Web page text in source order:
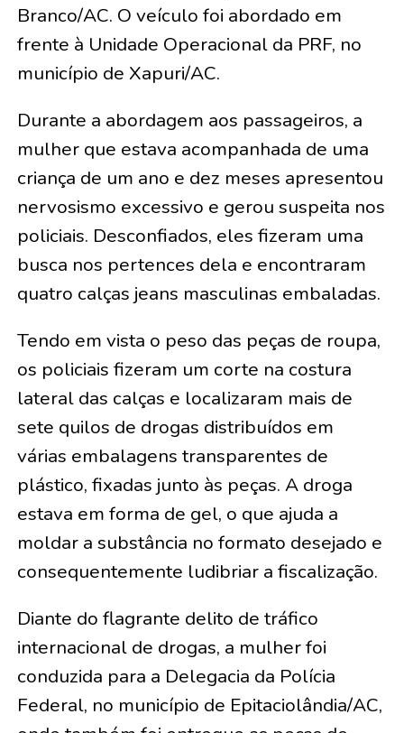
Branco/AC. O veículo foi abordado em
frente à Unidade Operacional da PRF, no
município de Xapuri/AC.
Durante a abordagem aos passageiros, a
mulher que estava acompanhada de uma
criança de um ano e dez meses apresentou
nervosismo excessivo e gerou suspeita nos
policiais. Desconfiados, eles fizeram uma
busca nos pertences dela e encontraram
quatro calças jeans masculinas embaladas.
Tendo em vista o peso das peças de roupa,
os policiais fizeram um corte na costura
lateral das calças e localizaram mais de
sete quilos de drogas distribuídos em
várias embalagens transparentes de
plástico, fixadas junto às peças. A droga
estava em forma de gel, o que ajuda a
moldar a substância no formato desejado e
consequentemente ludibriar a fiscalização.
Diante do flagrante delito de tráfico
internacional de drogas, a mulher foi
conduzida para a Delegacia da Polícia
Federal, no município de Epitaciolândia/AC,